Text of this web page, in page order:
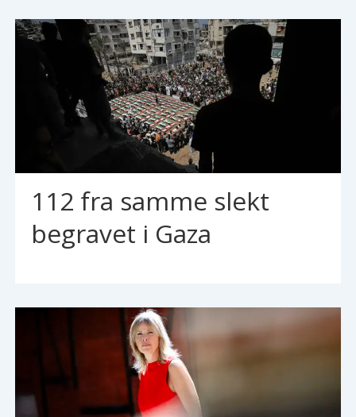
112 fra samme slekt
begravet i Gaza